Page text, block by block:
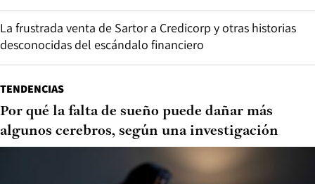
La frustrada venta de Sartor a Credicorp y otras historias
desconocidas del escándalo financiero
TENDENCIAS
Por qué la falta de sueño puede dañar más
algunos cerebros, según una investigación